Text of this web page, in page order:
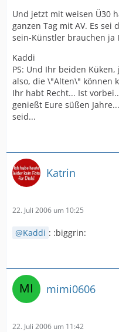
Und jetzt mit weisen Ü30
ganzen Tag mit AV. Es
sein-Künstler brauchen ja
Kaddi
PS: Und Ihr beiden
also, die \"Alten\" können
Ihr habt Recht... Ist
genießt Eure süßen
seid...
Katrin
22. Juli 2006 um 10:25
Kaddi : :biggrin:
mimi0606
22. Juli 2006 um 11:42